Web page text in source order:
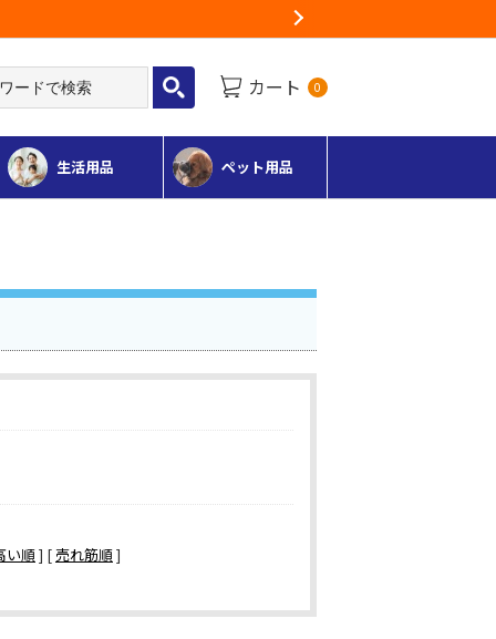
カート 0
生活用品 ペット用品
い順] [売れ筋順]